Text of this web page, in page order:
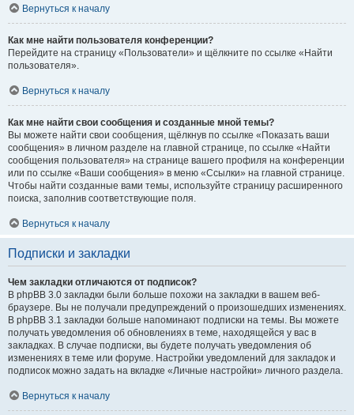
Вернуться к началу
Как мне найти пользователя конференции?
Перейдите на страницу «Пользователи» и щёлкните по ссылке «Найти
пользователя».
Вернуться к началу
Как мне найти свои сообщения и созданные мной темы?
Вы можете найти свои сообщения, щёлкнув по ссылке «Показать ваши
сообщения» в личном разделе на главной странице, по ссылке «Найти
сообщения пользователя» на странице вашего профиля на конференции
или по ссылке «Ваши сообщения» в меню «Ссылки» на главной странице.
Чтобы найти созданные вами темы, используйте страницу расширенного
поиска, заполнив соответствующие поля.
Вернуться к началу
Подписки и закладки
Чем закладки отличаются от подписок?
В phpBB 3.0 закладки были больше похожи на закладки в вашем веб-
браузере. Вы не получали предупреждений о произошедших изменениях.
В phpBB 3.1 закладки больше напоминают подписки на темы. Вы можете
получать уведомления об обновлениях в теме, находящейся у вас в
закладках. В случае подписки, вы будете получать уведомления об
изменениях в теме или форуме. Настройки уведомлений для закладок и
подписок можно задать на вкладке «Личные настройки» личного раздела.
Вернуться к началу